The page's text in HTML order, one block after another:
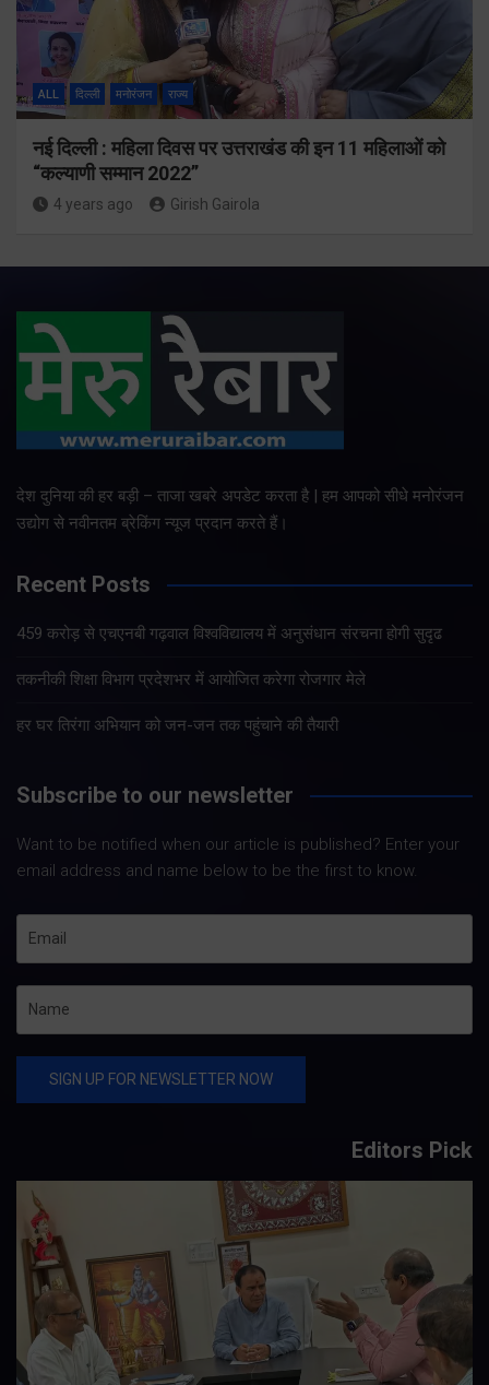
ALL दिल्ली मनोरंजन राज्य
नई दिल्ली : महिला दिवस पर उत्तराखंड की इन 11 महिलाओं को
“कल्याणी सम्मान 2022”
4 years ago Girish Gairola
देश दुनिया की हर बड़ी – ताजा खबरे अपडेट करता है | हम आपको सीधे मनोरंजन
उद्योग से नवीनतम ब्रेकिंग न्यूज प्रदान करते हैं।
Recent Posts
459 करोड़ से एचएनबी गढ़वाल विश्वविद्यालय में अनुसंधान संरचना होगी सुदृढ
तकनीकी शिक्षा विभाग प्रदेशभर में आयोजित करेगा रोजगार मेले
हर घर तिरंगा अभियान को जन-जन तक पहुंचाने की तैयारी
Subscribe to our newsletter
Want to be notified when our article is published? Enter your
email address and name below to be the first to know.
Editors Pick